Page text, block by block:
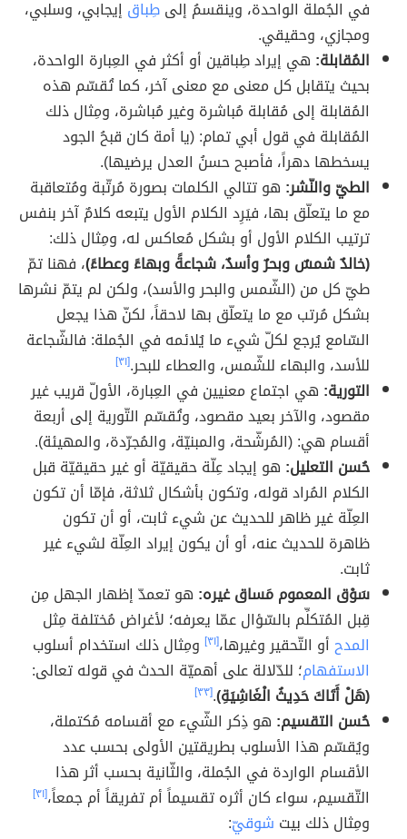
في الجُملة الواحدة، وينقسمُ إلىطِباق إيجابي، وسلبي،
ومجازي، وحقيقي.
المُقابلة: هي إيراد طِباقين أو أكثر في العِبارة الواحدة،
بحيث يتقابل كل معنى مع معنى آخر، كما تُقسّم هذه
المُقابلة إلى مُقابلة مُباشرة وغير مُباشرة، ومِثال ذلك
المُقابلة في قول أبي تمام: (يا أمة كان قبحُ الجود
يسخطها دهراً، فأصبح حسنُ العدل يرضيها).
الطيّ والنّشر: هو تتالي الكلمات بصورة مُرتّبة ومُتعاقبة
مع ما يتعلّق بها، فيَرِد الكلام الأول يتبعه كلامٌ آخر بنفس
ترتيب الكلام الأول أو بشكل مُعاكس له، ومِثال ذلك:
(خالدٌ شمسٌ وبحرٌ وأسدٌ، شجاعةً وبهاءً وعطاءً)، فهنا تمّ
طيّ كل من (الشّمس والبحر والأسد)، ولكن لم يتمّ نشرها
بشكل مُرتب مع ما يتعلّق بها لاحقاً، لكنّ هذا يجعل
السّامع يُرجع لكلّ شيء ما يُلائمه في الجُملة: فالشّجاعة
للأسد، والبهاء للشّمس، والعطاء للبحر.[٣١]
التورية: هي اجتماع معنيين في العِبارة، الأولّ قريب غير
مقصود، والآخر بعيد مقصود، وتُقسّم التّورية إلى أربعة
أقسام هي: (المُرشّحة، والمبنيّة، والمُجرّدة، والمهيئة).
حُسن التعليل: هو إيجاد عِلّة حقيقيّة أو غير حقيقيّة قبل
الكلام المُراد قوله، وتكون بأشكال ثلاثة، فإمّا أن تكون
العِلّة غير ظاهر للحديث عن شيء ثابت، أو أن تكون
ظاهرة للحديث عنه، أو أن يكون إيراد العِلّة لشيء غير
ثابت.
سَوْق المعموم مَساق غيره: هو تعمدّ إظهار الجهل مِن
قِبل المُتكلِّم بالسّؤال عمّا يعرفه؛ لأغراض مُختلفة مِثل
المدحأو التّحقير وغيرها،[٣١] ومِثال ذلك استخدام أسلوب
الاستفهام؛ للدّلالة على أهميّة الحدث في قوله تعالى:
(هَلْ أَتَاكَ حَدِيثُ الْغَاشِيَةِ).[٣٣]
حُسن التقسيم: هو ذِكر الشّيء مع أقسامه مُكتملة،
ويُقسّم هذا الأسلوب بطريقتين الأولى بحسب عدد
الأقسام الواردة في الجُملة، والثّانية بحسب أثر هذا
التّقسيم، سواء كان أثره تقسيماً أم تفريقاً أم جمعاً،[٣١]
ومِثال ذلك بيت شوقيّ: